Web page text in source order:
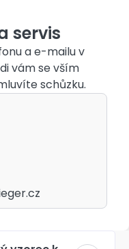
servis
a e-mailu v
vám se vším
schůzku.